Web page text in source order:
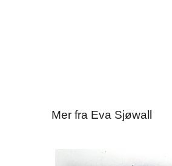
Mer fra Eva Sjøwall